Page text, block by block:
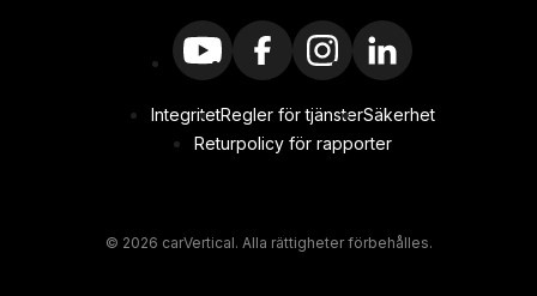
IntegritetRegler för tjänsterSäkerhet
Returpolicy för rapporter
© 2026 carVertical. Alla rättigheter förbehålles.